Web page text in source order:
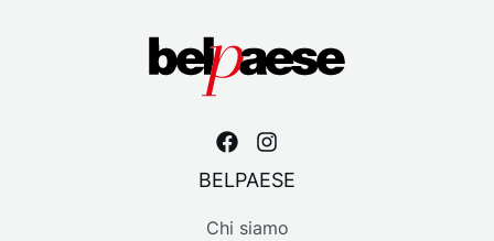
BELPAESE
Chi siamo